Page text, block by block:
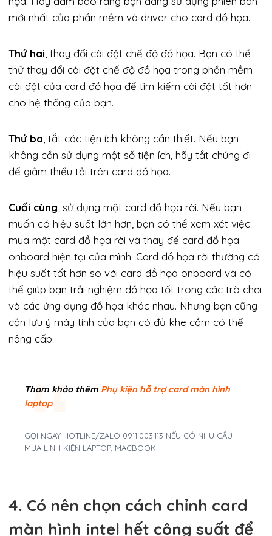
mới nhất của phần mềm và driver cho card đồ họa.
Thứ hai, thay đổi cài đặt chế độ đồ họa. Bạn có thể
thử thay đổi cài đặt chế độ đồ họa trong phần mềm
cài đặt của card đồ họa để tìm kiếm cài đặt tốt hơn
cho hệ thống của bạn.
Thứ ba, tắt các tiện ích không cần thiết. Nếu bạn
không cần sử dụng một số tiện ích, hãy tắt chúng đi
để giảm thiểu tải trên card đồ họa.
Cuối cùng, sử dụng một card đồ họa rời. Nếu bạn
muốn có hiệu suất lớn hơn, bạn có thể xem xét việc
mua một card đồ họa rời và thay đế card đồ họa
onboard hiện tại của mình. Card đồ họa rời thường có
hiệu suất tốt hơn so với card đồ họa onboard và có
thể giúp bạn trải nghiệm đồ họa tốt trong các trò chơi
và các ứng dụng đồ họa khác nhau. Nhưng bạn cũng
cần lưu ý máy tính của bạn có đủ khe cắm có thể
nâng cấp.
Tham khảo thêm Phụ kiện hỗ trợ card màn hình
laptop
GỌI NGAY HOTLINE/ZALO 0911.003.113 NẾU CÓ NHU CẦU
MUA LINH KIỆN LAPTOP, MACBOOK
4. Có nên chọn cách chỉnh card
màn hình intel hết công suất để